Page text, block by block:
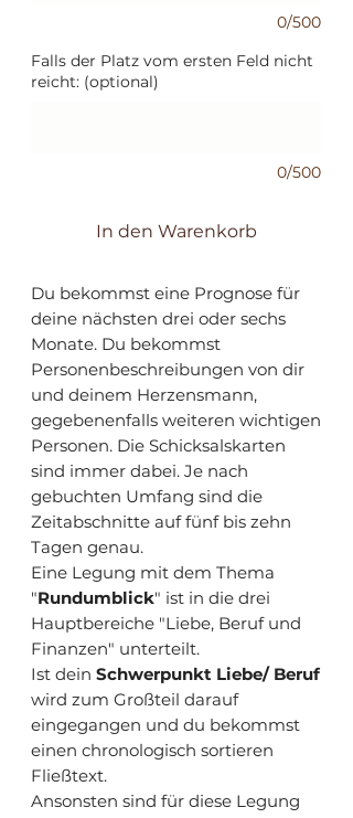
0/500
Falls der Platz vom ersten Feld nicht
reicht: (optional)
0/500
In den Warenkorb
Du bekommst eine Prognose für
deine nächsten drei oder sechs
Monate. Du bekommst
Personenbeschreibungen von dir
und deinem Herzensmann,
gegebenenfalls weiteren wichtigen
Personen. Die Schicksalskarten
sind immer dabei. Je nach
gebuchten Umfang sind die
Zeitabschnitte auf fünf bis zehn
Tagen genau.
Eine Legung mit dem Thema
"Rundumblick" ist in die drei
Hauptbereiche "Liebe, Beruf und
Finanzen" unterteilt.
Ist dein Schwerpunkt Liebe/ Beruf
wird zum Großteil darauf
eingegangen und du bekommst
einen chronologisch sortieren
Fließtext.
Ansonsten sind für diese Legung